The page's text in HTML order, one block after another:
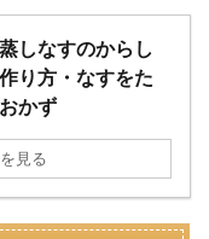
しなすのからし
り方・なすをた
かず
見る